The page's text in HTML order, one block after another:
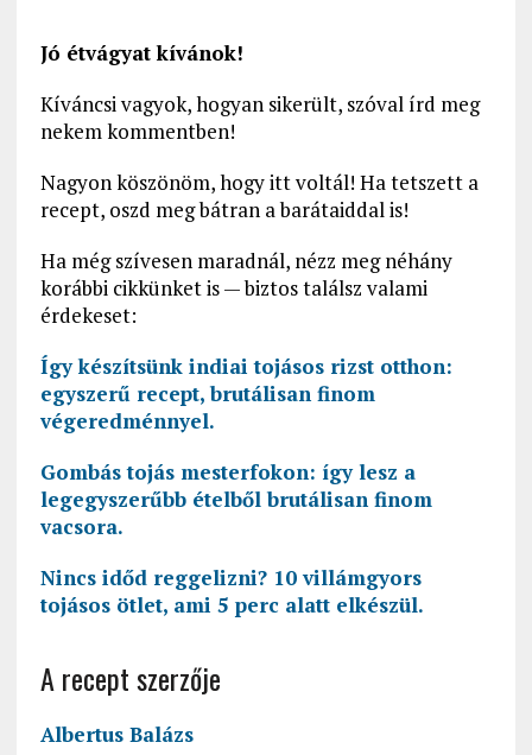
Jó étvágyat kívánok!
Kíváncsi vagyok, hogyan sikerült, szóval írd meg
nekem kommentben!
Nagyon köszönöm, hogy itt voltál! Ha tetszett a
recept, oszd meg bátran a barátaiddal is!
Ha még szívesen maradnál, nézz meg néhány
korábbi cikkünket is — biztos találsz valami
érdekeset:
Így készítsünk indiai tojásos rizst otthon:
egyszerű recept, brutálisan finom
végeredménnyel.
Gombás tojás mesterfokon: így lesz a
legegyszerűbb ételből brutálisan finom
vacsora.
Nincs időd reggelizni? 10 villámgyors
tojásos ötlet, ami 5 perc alatt elkészül.
A recept szerzője
Albertus Balázs